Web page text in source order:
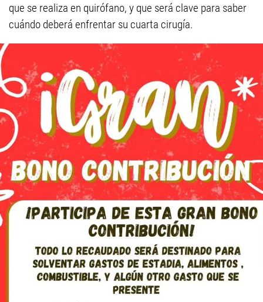
que se realiza en quirófano, y que será clave para saber
cuándo deberá enfrentar su cuarta cirugía.